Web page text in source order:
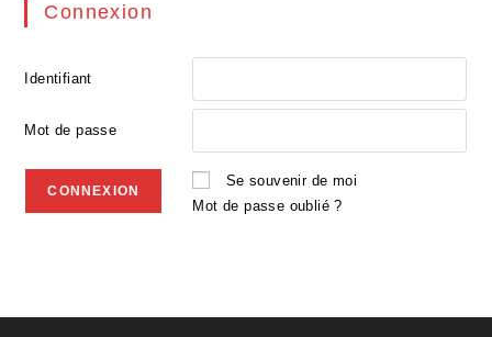
Connexion
Identifiant
Mot de passe
Se souvenir de moi
Mot de passe oublié ?